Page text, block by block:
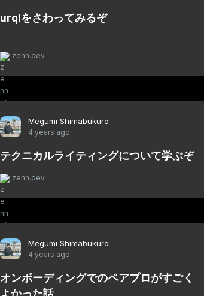
urqlをさわってみるぞ
zenn.dev
Megumi Shimabukuro
4 years ago
テクニカルライティングについて学ぶぞ
zenn.dev
Megumi Shimabukuro
4 years ago
オンボーディングでのペアプロがすごく
よかった話